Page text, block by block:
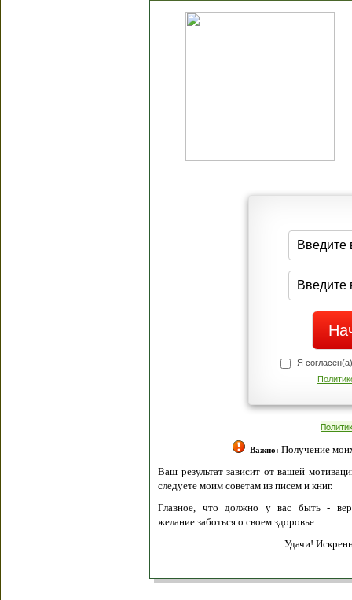
Я
Важно: Получение
Ваш результат зависит от вашей
следуете моим советам из писем и книг.
Главное, что должно у вас быть -
желание заботься о своем здоровье.
Удачи!